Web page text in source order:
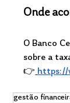
Onde
O Banco
sobre a
👉 https://
gestão